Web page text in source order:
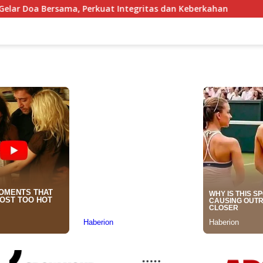
Integritas dan Keberkahan Kapal Nelayan